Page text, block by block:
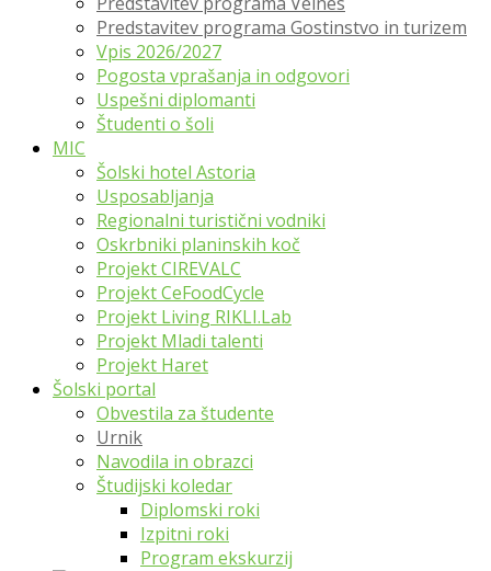
Predstavitev programa Gostinstvo in turizem
Vpis 2026/2027
Pogosta vprašanja in odgovori
Uspešni diplomanti
Študenti o šoli
MIC
Šolski hotel Astoria
Usposabljanja
Regionalni turistični vodniki
Oskrbniki planinskih koč
Projekt CIREVALC
Projekt CeFoodCycle
Projekt Living RIKLI.Lab
Projekt Mladi talenti
Projekt Haret
Šolski portal
Obvestila za študente
Urnik
Navodila in obrazci
Študijski koledar
Diplomski roki
Izpitni roki
Program ekskurzij